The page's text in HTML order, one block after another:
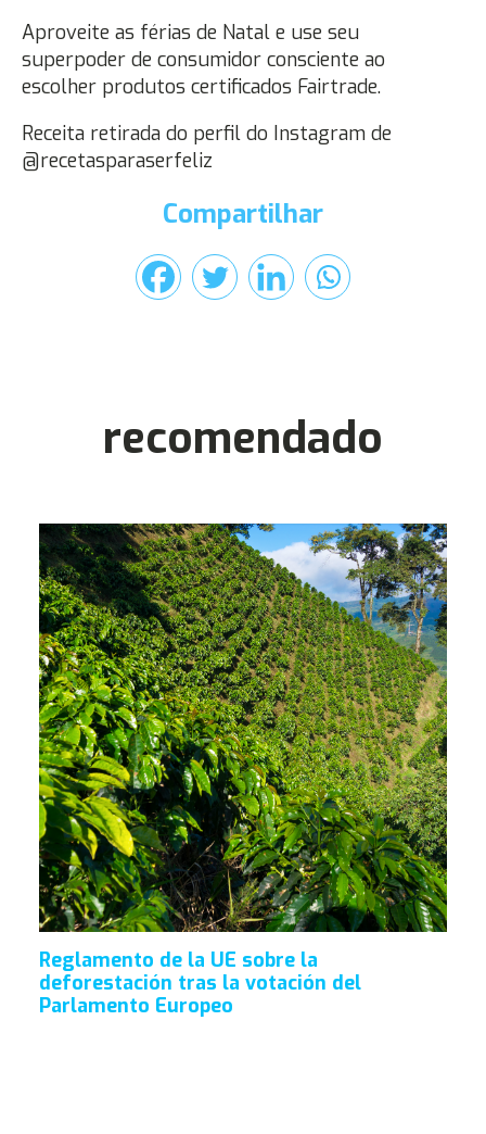
Aproveite as férias de Natal e use seu
superpoder de consumidor consciente ao
escolher produtos certificados Fairtrade.
Receita retirada do perfil do Instagram de
@recetasparaserfeliz
Compartilhar
recomendado
Reglamento de la UE sobre la
deforestación tras la votación del
Parlamento Europeo